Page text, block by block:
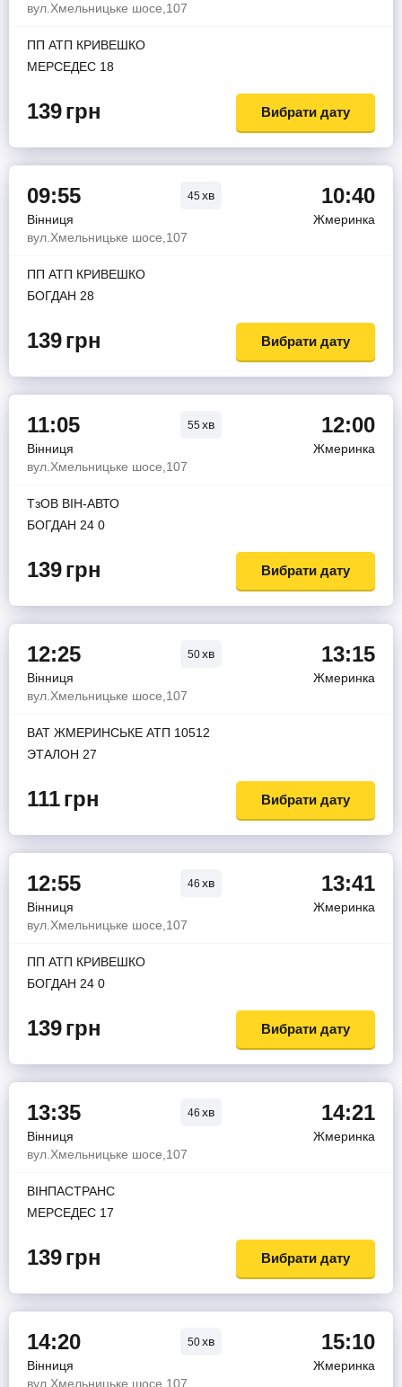
вул.Хмельницьке шосе,107
ПП АТП КРИВЕШКО
МЕРСЕДЕС 18
139грн Вибрати дату
09:55 45хв 10:40
Вінниця
Жмеринка
вул.Хмельницьке шосе,107
ПП АТП КРИВЕШКО
БОГДАН 28
139грн Вибрати дату
11:05 55хв 12:00
Вінниця
Жмеринка
вул.Хмельницьке шосе,107
ТзОВ ВІН-АВТО
БОГДАН 24 0
139грн Вибрати дату
12:25 50хв 13:15
Вінниця
Жмеринка
вул.Хмельницьке шосе,107
ВАТ ЖМЕРИНСЬКЕ АТП 10512
ЭТАЛОН 27
111грн Вибрати дату
12:55 46хв 13:41
Вінниця
Жмеринка
вул.Хмельницьке шосе,107
ПП АТП КРИВЕШКО
БОГДАН 24 0
139грн Вибрати дату
13:35 46хв 14:21
Вінниця
Жмеринка
вул.Хмельницьке шосе,107
ВІНПАСТРАНС
МЕРСЕДЕС 17
139грн Вибрати дату
14:20 50хв 15:10
Вінниця
Жмеринка
вул.Хмельницьке шосе,107